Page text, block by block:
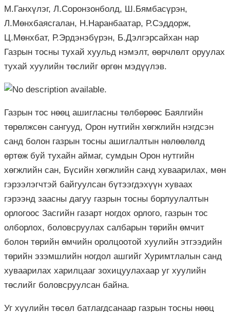
М.Ганхүлэг, Л.Соронзонболд, Ш.Бямбасүрэн,
Л.Мөнхбаясгалан, Н.Наранбаатар, Р.Сэддорж,
Ц.Мөнхбат, Р.Эрдэнэбүрэн, Б.Дэлгэрсайхан нар
Газрын тосны тухай хуульд нэмэлт, өөрчлөлт оруулах
тухай хуулийн төслийг өргөн мэдүүлэв.
Газрын тос нөөц ашигласны төлбөрөөс Баялгийн
төрөлжсөн сангууд, Орон нутгийн хөгжлийн нэгдсэн
санд болон газрын тосны ашиглалтын нөлөөлөлд
өртөж буй тухайн аймаг, сумдын Орон нутгийн
хөгжлийн сан, Бүсийн хөгжлийн санд хуваарилах, мөн
гэрээлэгчтэй байгуулсан бүтээгдэхүүн хуваах
гэрээнд заасны дагуу газрын тосны борлуулалтын
орлогоос Засгийн газарт ногдох орлого, газрын тос
олборлох, боловсруулах салбарын төрийн өмчит
болон төрийн өмчийн оролцоотой хуулийн этгээдийн
төрийн эзэмшлийн ногдол ашгийг Хуримтлалын санд
хуваарилах харилцааг зохицуулахаар уг хуулийн
төслийг боловсруулсан байна.
Уг хуулийн төсөл батлагдсанаар газрын тосны нөөц